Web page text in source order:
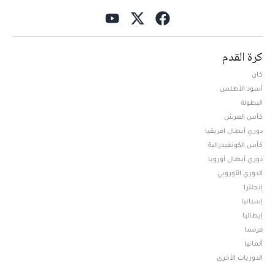
كرة القدم
كان
أسود الأطلس
البطولة
كأس العرش
دوري أبطال افريقيا
كأس الكونفيدرالية
دوري أبطال أوروبا
الدوري الأوروبي
إنجلترا
إسبانيا
إيطاليا
فرنسا
ألمانيا
الدوريات الأخرى